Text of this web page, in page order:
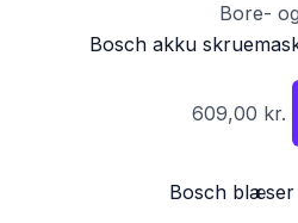
Bore-
Bosch akku
609,00 kr.